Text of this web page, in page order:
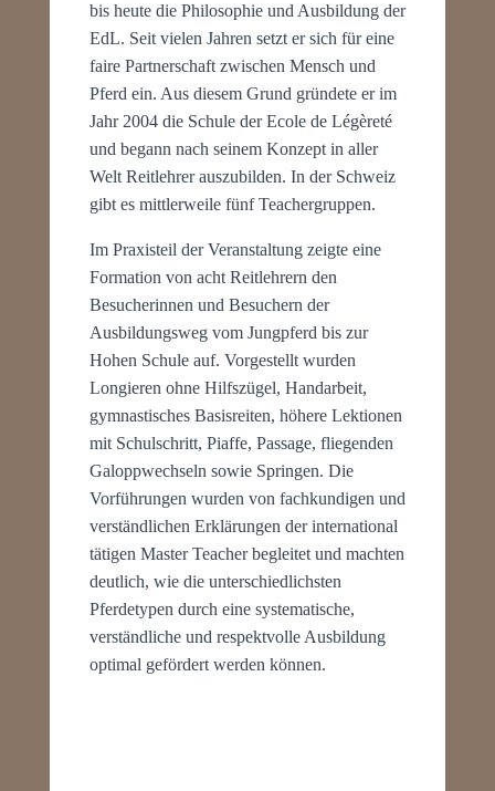
bis heute die Philosophie und Ausbildung der
EdL. Seit vielen Jahren setzt er sich für eine
faire Partnerschaft zwischen Mensch und
Pferd ein. Aus diesem Grund gründete er im
Jahr 2004 die Schule der Ecole de Légèreté
und begann nach seinem Konzept in aller
Welt Reitlehrer auszubilden. In der Schweiz
gibt es mittlerweile fünf Teachergruppen.
Im Praxisteil der Veranstaltung zeigte eine
Formation von acht Reitlehrern den
Besucherinnen und Besuchern der
Ausbildungsweg vom Jungpferd bis zur
Hohen Schule auf. Vorgestellt wurden
Longieren ohne Hilfszügel, Handarbeit,
gymnastisches Basisreiten, höhere Lektionen
mit Schulschritt, Piaffe, Passage, fliegenden
Galoppwechseln sowie Springen. Die
Vorführungen wurden von fachkundigen und
verständlichen Erklärungen der international
tätigen Master Teacher begleitet und machten
deutlich, wie die unterschiedlichsten
Pferdetypen durch eine systematische,
verständliche und respektvolle Ausbildung
optimal gefördert werden können.